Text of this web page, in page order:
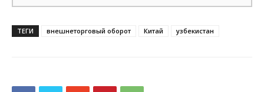
ТЕГИ внешнеторговый оборот Китай узбекистан